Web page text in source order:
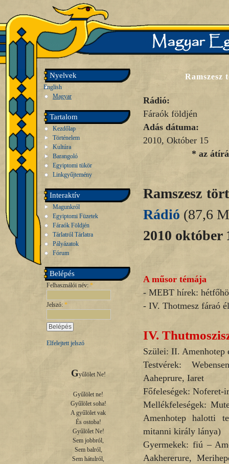
Nyelvek
English
Magyar
Tartalom
Kezdőlap
Történelem
Kultúra
Barangoló
Egyiptomi tükör
Linkgyűjtemény
Interaktív
Magunkról
Egyiptomi Füzetek
Fáraók Földjén
Tárlatról Tárlatra
Pályázatok
Fórum
Belépés
Felhasználói név: *
Jelszó: *
Elfelejtett jelszó
Gyűlölet Ne!
Gyűlölet ne!
Gyűlölet soha!
A gyűlölet vak
És ostoba!
Gyűlölet Ne!
Sem jobbról,
Sem balról,
Sem hátulról,
Ramszesz
Rádió:
Fáraók földjén
Adás dátuma:
2010, Október 15
* az
Ramszesz
Rádió (87,6
2010 október
A műsor témája
- MEBT hírek:
- IV. Thotmesz fáraó
IV.
Szülei: II.
Testvérek:
Aaheprure, Iaret
Főfeleségek: Noferet-
Mellékfeleségek:
Amenhotep halotti
mitanni király lánya)
Gyermekek: fiú –
Aakhererure,